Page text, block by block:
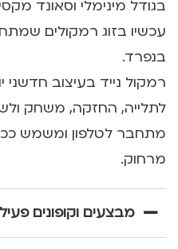
בגודל מינימלי וסאונד
עכשיו בזוג רמקולים
בנפרד.
רמקול נייד בעיצוב חדשני
לתלייה, החזקה, משחק
מתחבר לטלפון ומשמש
מרחוק.
מבצעים וקופונים